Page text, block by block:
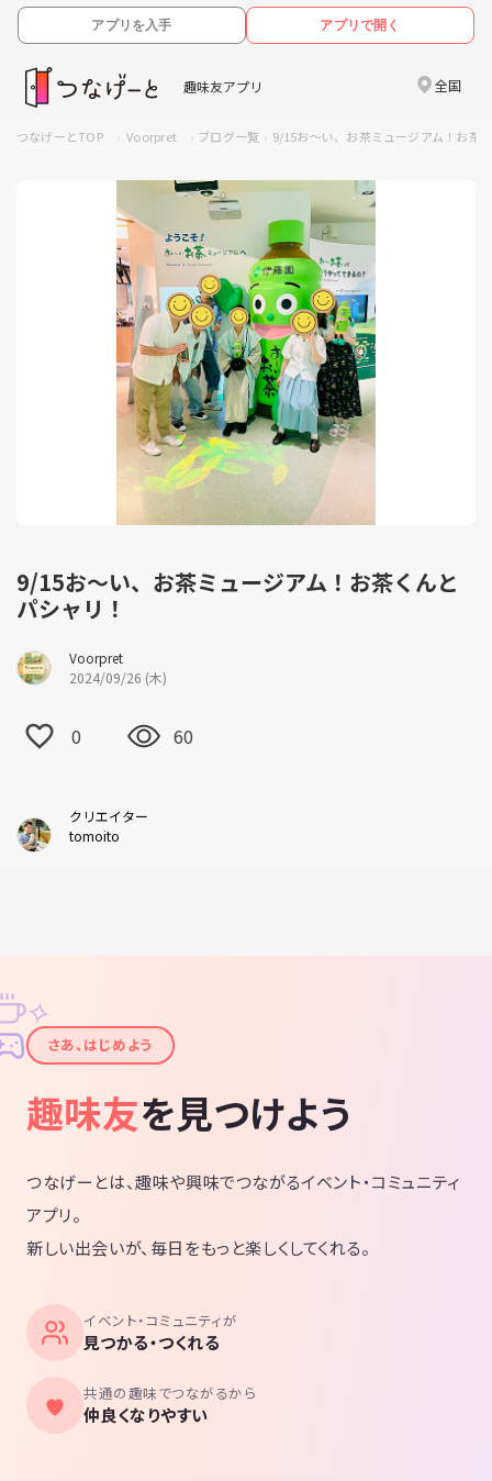
アプリを入手 アプリで開く
趣味友アプリ 全国
つなげーとTOP Voorpret ブログ一覧 9/15お〜い、お茶ミュージアム！お茶
9/15お〜い、お茶ミュージアム！お茶くんと
パシャリ！
Voorpret
2024/09/26 (木)
0 60
クリエイター
tomoito
✦
✧
さあ、はじめよう
趣味友を見つけよう
つなげーとは、趣味や興味でつながるイベント・コミュニティ
アプリ。
新しい出会いが、毎日をもっと楽しくしてくれる。
イベント・コミュニティが
見つかる・つくれる
共通の趣味でつながるから
仲良くなりやすい